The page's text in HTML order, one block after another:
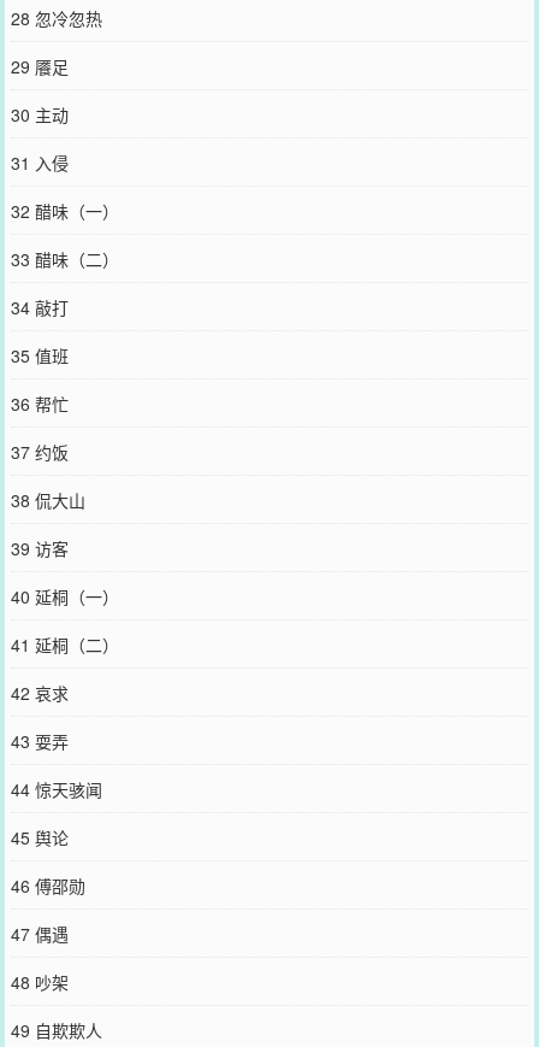
28 忽冷忽热
29 餍足
30 主动
31 入侵
32 醋味（一）
33 醋味（二）
34 敲打
35 值班
36 帮忙
37 约饭
38 侃大山
39 访客
40 延桐（一）
41 延桐（二）
42 哀求
43 耍弄
44 惊天骇闻
45 舆论
46 傅邵勋
47 偶遇
48 吵架
49 自欺欺人